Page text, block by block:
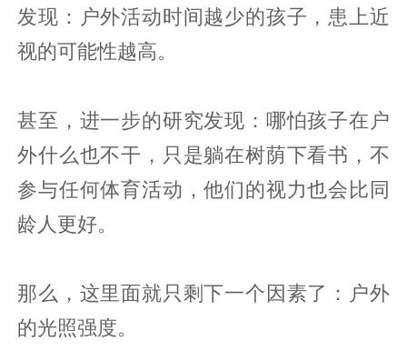
发现：户外活动时间越少的孩子，患上近
视的可能性越高。
甚至，进一步的研究发现：哪怕孩子在户
外什么也不干，只是躺在树荫下看书，不
参与任何体育活动，他们的视力也会比同
龄人更好。
那么，这里面就只剩下一个因素了：户外
的光照强度。